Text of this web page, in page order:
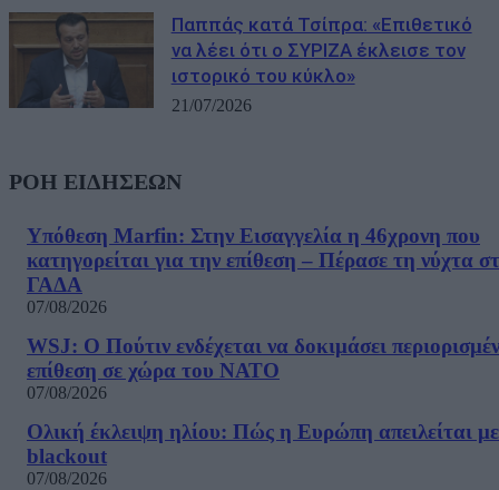
Παππάς κατά Τσίπρα: «Επιθετικό
να λέει ότι ο ΣΥΡΙΖΑ έκλεισε τον
ιστορικό του κύκλο»
21/07/2026
ΡΟΗ ΕΙΔΗΣΕΩΝ
Υπόθεση Marfin: Στην Εισαγγελία η 46χρονη που
κατηγορείται για την επίθεση – Πέρασε τη νύχτα
ΓΑΔΑ
07/08/2026
WSJ: Ο Πούτιν ενδέχεται να δοκιμάσει
επίθεση σε χώρα του ΝΑΤΟ
07/08/2026
Ολική έκλειψη ηλίου: Πώς η Ευρώπη απειλείται με
blackout
07/08/2026